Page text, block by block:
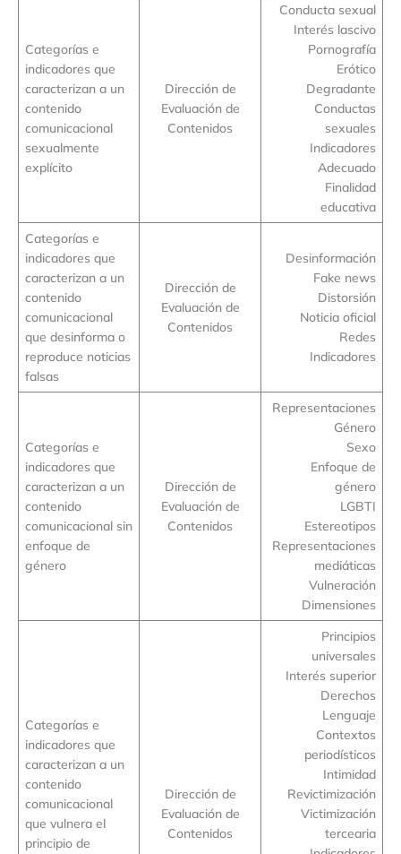
Categorías e
indicadores que
caracterizan a un
contenido
comunicacional
sexualmente
explícito
Dirección de
Evaluación de
Contenidos
Conducta sexual
Interés lascivo
Pornografía
Erótico
Degradante
Conductas
sexuales
Indicadores
Adecuado
Finalidad
educativa
Categorías e
indicadores que
caracterizan a un
contenido
comunicacional
que desinforma o
reproduce noticias
falsas
Dirección de
Evaluación de
Contenidos
Desinformación
Fake news
Distorsión
Noticia oficial
Redes
Indicadores
Categorías e
indicadores que
caracterizan a un
contenido
comunicacional sin
enfoque de
género
Dirección de
Evaluación de
Contenidos
Representaciones
Género
Sexo
Enfoque de
género
LGBTI
Estereotipos
Representaciones
mediáticas
Vulneración
Dimensiones
Categorías e
indicadores que
caracterizan a un
contenido
comunicacional
que vulnera el
principio de
Dirección de
Evaluación de
Contenidos
Principios
universales
Interés superior
Derechos
Lenguaje
Contextos
periodísticos
Intimidad
Revictimización
Victimización
tercearia